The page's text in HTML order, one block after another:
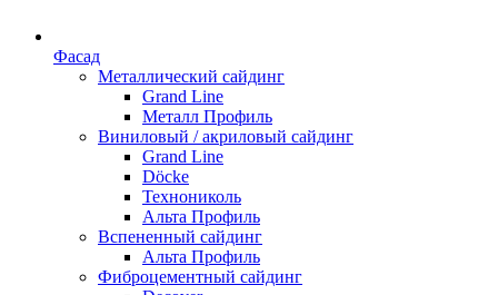
Фасад
Металлический сайдинг
Grand Line
Металл Профиль
Виниловый / акриловый сайдинг
Grand Line
Döсkе
Технониколь
Альта Профиль
Вспененный сайдинг
Альта Профиль
Фиброцементный сайдинг